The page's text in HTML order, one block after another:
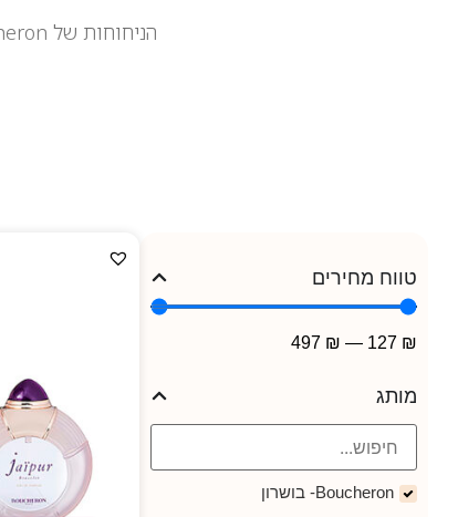
הניחוחות של Boucheron עשויים מחומרי גלם יוקרתיים במיוחד:
טווח מחירים
₪
127
—
₪
497
מותג
Boucheron- בושרון